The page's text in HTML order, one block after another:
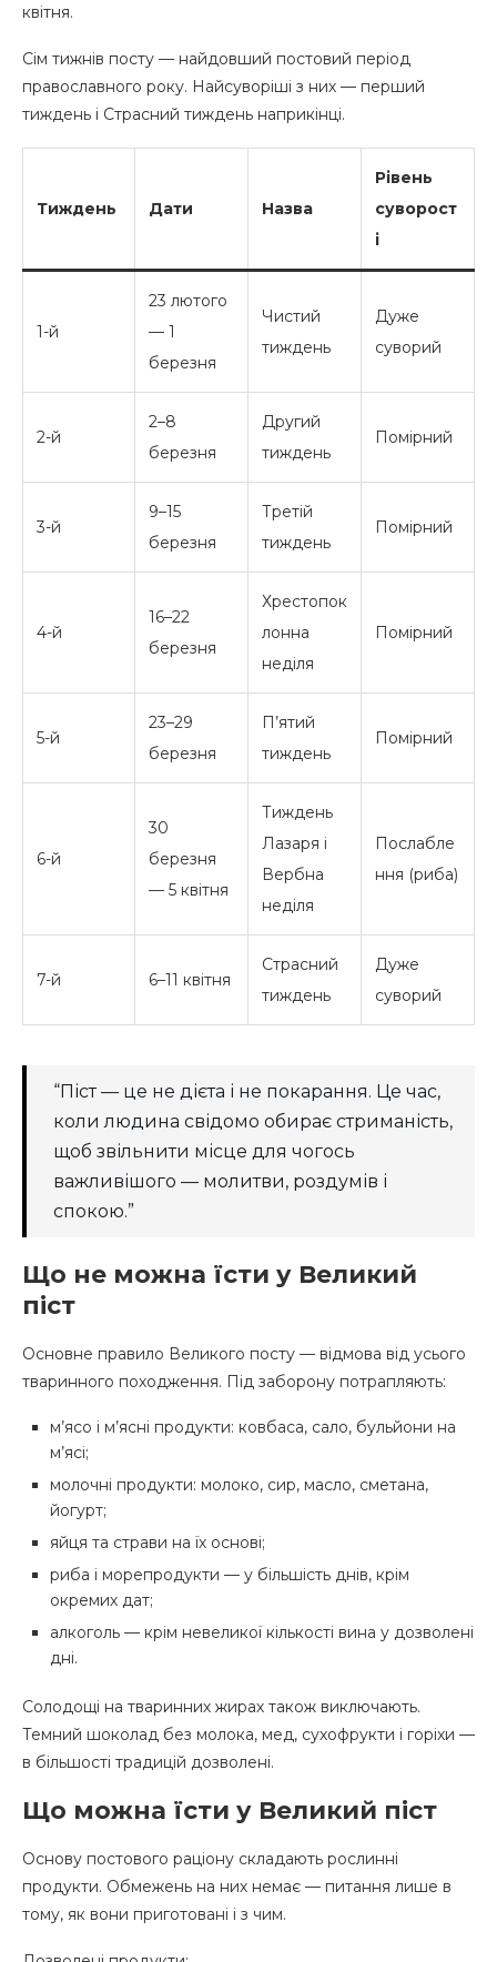
квітня.
Сім тижнів посту — найдовший постовий період
православного року. Найсуворіші з них — перший
тиждень і Страсний тиждень наприкінці.
Тиждень Дати Назва
Рівень
суворост
і
1-й
23 лютого
— 1
березня
Чистий
тиждень
Дуже
суворий
2-й
2–8
березня
Другий
тиждень
Помірний
3-й
9–15
березня
Третій
тиждень
Помірний
4-й
16–22
березня
Хрестопок
лонна
неділя
Помірний
5-й
23–29
березня
П’ятий
тиждень
Помірний
6-й
30
березня
— 5 квітня
Тиждень
Лазаря і
Вербна
неділя
Послабле
ння (риба)
7-й 6–11 квітня
Страсний
тиждень
Дуже
суворий
“Піст — це не дієта і не покарання. Це час,
коли людина свідомо обирає стриманість,
щоб звільнити місце для чогось
важливішого — молитви, роздумів і
спокою.”
Що не можна їсти у Великий
піст
Основне правило Великого посту — відмова від усього
тваринного походження. Під заборону потрапляють:
м’ясо і м’ясні продукти: ковбаса, сало, бульйони на
м’ясі;
молочні продукти: молоко, сир, масло, сметана,
йогурт;
яйця та страви на їх основі;
риба і морепродукти — у більшість днів, крім
окремих дат;
алкоголь — крім невеликої кількості вина у дозволені
дні.
Солодощі на тваринних жирах також виключають.
Темний шоколад без молока, мед, сухофрукти і горіхи —
в більшості традицій дозволені.
Що можна їсти у Великий піст
Основу постового раціону складають рослинні
продукти. Обмежень на них немає — питання лише в
тому, як вони приготовані і з чим.